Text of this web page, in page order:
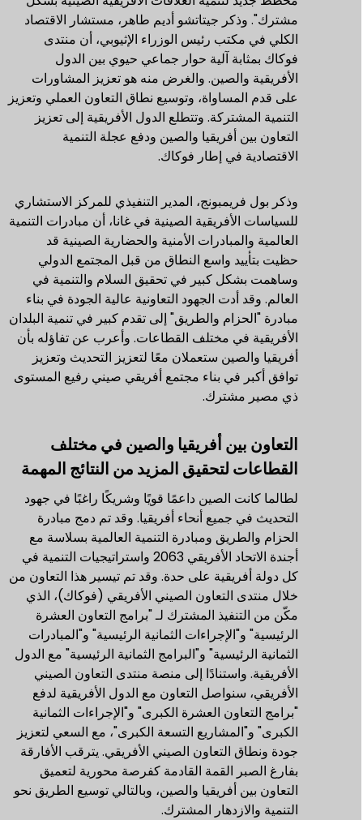
مشترك". وذكر جيتاتشو أديم طاهر، مستشار الاقتصاد
الكلي في مكتب رئيس الوزراء الإثيوبي، أن منتدى
فوكاك بمثابة آلية حوار جماعي حيوي بين الدول
الأفريقية والصين. والغرض منه هو تعزيز المشاورات
على قدم المساواة، وتوسيع نطاق التعاون العملي وتعزيز
التنمية المشتركة. وتتطلع الدول الأفريقية إلى تعزيز
التعاون بين أفريقيا والصين ودفع عجلة التنمية
الاقتصادية في إطار فوكاك.
وذكر بول فريمبونج، المدير التنفيذي للمركز الاستشاري
للسياسات الأفريقية الصينية في غانا، أن مبادرات التنمية
العالمية والمبادرات الأمنية والحضارية الصينية قد
حظيت بتأييد واسع النطاق من قبل المجتمع الدولي
وساهمت بشكل كبير في تحقيق السلام والتنمية في
العالم. وقد أدت الجهود التعاونية عالية الجودة في بناء
مبادرة "الحزام والطريق" إلى تقدم كبير في تنمية البلدان
الأفريقية في مختلف القطاعات. وأعرب عن تفاؤله بأن
أفريقيا والصين ستعملان معًا لتعزيز التحديث وتعزيز
توافق أكبر في بناء مجتمع أفريقي صيني رفيع المستوى
ذي مصير مشترك.
التعاون بين أفريقيا والصين في مختلف
القطاعات لتحقيق المزيد من النتائج المهمة
لطالما كانت الصين داعمًا قويًا وشريكًا راغبًا في جهود
التحديث في جميع أنحاء أفريقيا. وقد تم دمج مبادرة
الحزام والطريق ومبادرة التنمية العالمية بسلاسة مع
أجندة الاتحاد الأفريقي 2063 واستراتيجيات التنمية في
كل دولة أفريقية على حدة. وقد تم تيسير هذا التعاون من
خلال منتدى التعاون الصيني الأفريقي (فوكاك)، الذي
مكّن من التنفيذ المشترك لـ "برامج التعاون العشرة
الرئيسية" و"الإجراءات الثمانية الرئيسية" و"المبادرات
الثمانية الرئيسية" و"البرامج الثمانية الرئيسية" مع الدول
الأفريقية. واستنادًا إلى منصة منتدى التعاون الصيني
الأفريقي، سنواصل التعاون مع الدول الأفريقية لدفع
"برامج التعاون العشرة الكبرى" و"الإجراءات الثمانية
الكبرى" و"المشاريع التسعة الكبرى"، مع السعي لتعزيز
جودة ونطاق التعاون الصيني الأفريقي. يترقب الأفارقة
بفارغ الصبر القمة القادمة كفرصة محورية لتعميق
التعاون بين أفريقيا والصين، وبالتالي توسيع الطريق نحو
التنمية والازدهار المشترك.